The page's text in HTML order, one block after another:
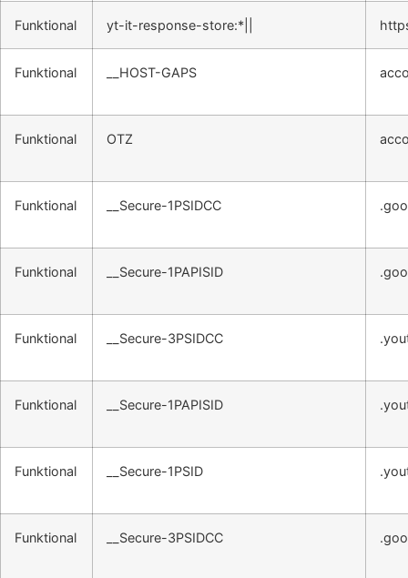
Funktional yt-it-response-store:*||
Funktional __HOST-GAPS
Funktional OTZ
Funktional __Secure-1PSIDCC
Funktional __Secure-1PAPISID
Funktional __Secure-3PSIDCC
Funktional __Secure-1PAPISID
Funktional __Secure-1PSID
Funktional __Secure-3PSIDCC